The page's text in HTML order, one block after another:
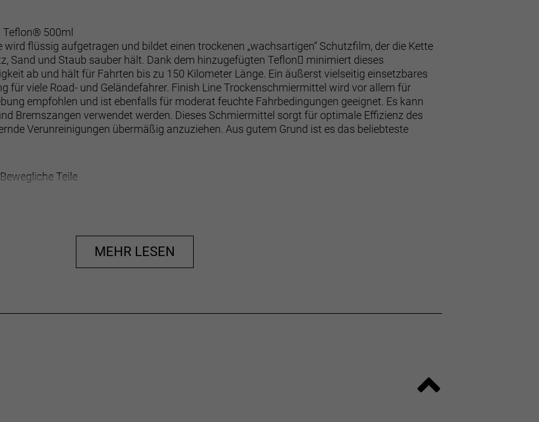
Teflon® 500ml
flüssig aufgetragen und bildet einen trockenen „wachsartigen“ Schutzfilm, der die Kette
Sand und Staub sauber hält. Dank dem hinzugefügten Teflon minimiert dieses
ab und hält für Fahrten bis zu 150 Kilometer Länge. Ein äußerst vielseitig einsetzbares
für viele Road- und Geländefahrer. Finish Line Trockenschmiermittel wird vor allem für
empfohlen und ist ebenfalls für moderat feuchte Fahrbedingungen geeignet. Es kann
Bremszangen verwendet werden. Dieses Schmiermittel sorgt für optimale Effizienz des
Verunreinigungen übermäßig anzuziehen. Aus gutem Grund ist es das beliebteste
Teile
MEHR LESEN